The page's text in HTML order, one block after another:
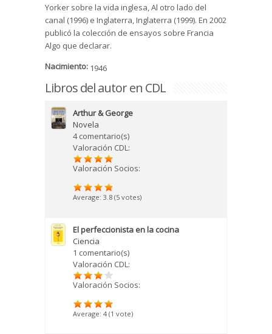
Yorker sobre la vida inglesa, Al otro lado del
canal (1996) e Inglaterra, Inglaterra (1999). En 2002
publicó la colección de ensayos sobre Francia
Algo que declarar.
Nacimiento: 1946
Libros del autor en CDL
Arthur & George
Novela
4 comentario(s)
Valoración CDL:
Valoración Socios:
Average: 3.8 (5 votes)
El perfeccionista en la cocina
Ciencia
1 comentario(s)
Valoración CDL:
Valoración Socios:
Average: 4 (1 vote)